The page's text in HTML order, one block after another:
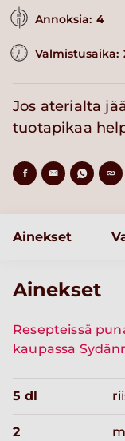
Annoksia: 4
Valmistusaika:
Jos aterialta
tuotapikaa
Ainekset
Ainekset
Resepteissä
kaupassa
5 dl
2